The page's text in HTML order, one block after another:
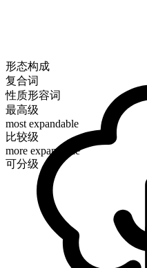
形态构成
复合词
性质形容词
最高级
most expandable
比较级
more expandable
可分级